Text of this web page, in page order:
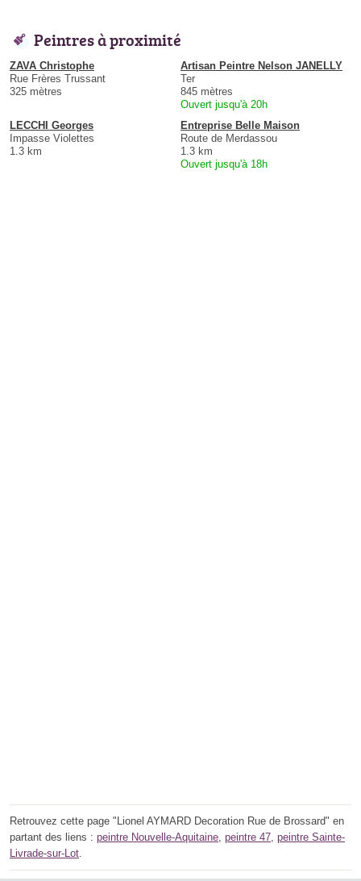
Peintres à proximité
ZAVA Christophe
Rue Frères Trussant
325 mètres
Artisan Peintre Nelson JANELLY
Ter
845 mètres
Ouvert jusqu'à 20h
LECCHI Georges
Impasse Violettes
1.3 km
Entreprise Belle Maison
Route de Merdassou
1.3 km
Ouvert jusqu'à 18h
Retrouvez cette page "Lionel AYMARD Decoration Rue de Brossard" en
partant des liens : peintre Nouvelle-Aquitaine peintre 47 peintre Sainte-
Livrade-sur-Lot